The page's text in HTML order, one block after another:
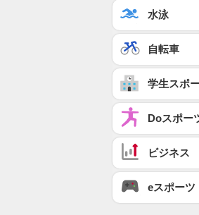
水泳
自転車
学生スポ
Doスポー
ビジネス
eスポーツ